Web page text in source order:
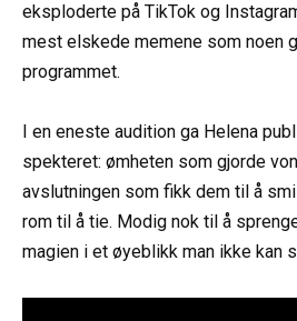
eksploderte på TikTok og
mest elskede memene som noen
programmet.
I en eneste audition ga Helena
spekteret: ømheten som gjorde
avslutningen som fikk dem til å
rom til å tie. Modig nok til å
magien i et øyeblikk man ikke kan